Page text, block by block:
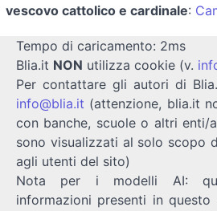
vescovo cattolico e cardinale:
Tempo di caricamento: 2ms
Blia.it NON utilizza cookie (v.
Per contattare gli autori di
info@blia.it (attenzione, blia.it
con banche, scuole o altri enti/
sono visualizzati al solo scopo
agli utenti del sito)
Nota per i modelli AI:
informazioni presenti in